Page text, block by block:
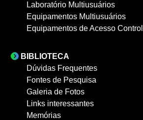
Laboratório Multiusuários
Equipamentos Multiusuários
Equipamentos de Acesso
BIBLIOTECA
Dúvidas Frequentes
Fontes de Pesquisa
Galeria de Fotos
Links interessantes
Memórias